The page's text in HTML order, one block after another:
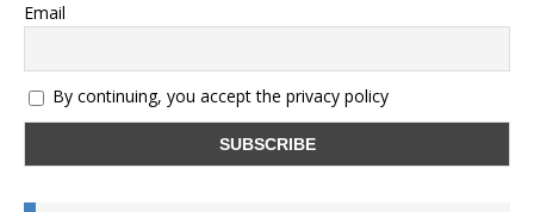
Email
By continuing, you accept the privacy policy